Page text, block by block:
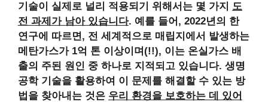
기술이 실제로 널리 적용되기 위해서는 몇 가지 도
전 과제가 남아 있습니다. 예를 들어, 2022년의 한
연구에 따르면, 전 세계적으로 매립지에서 발생하는
메탄가스가 1억 톤 이상이며 (!!), 이는 온실가스 배
출의 주된 원인 중 하나로 지적되고 있습니다. 생명
공학 기술을 활용하여 이 문제를 해결할 수 있는 방
법을 찾아내는 것은 우리 환경을 보호하는 데 있어